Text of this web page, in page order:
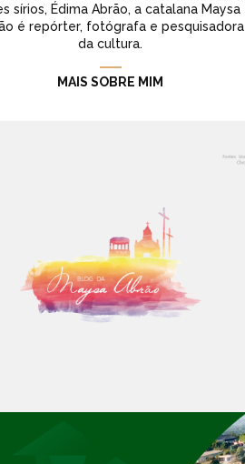
sírios, Édima Abrão, a catalana Maysa
é repórter, fotógrafa e pesquisadora
da cultura.
MAIS SOBRE MIM